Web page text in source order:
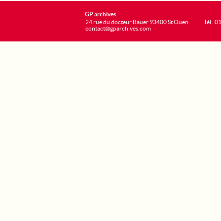
GP archives
24 rue du docteur Bauer 93400 St Ouen
contact@gparchives.com
Tél :